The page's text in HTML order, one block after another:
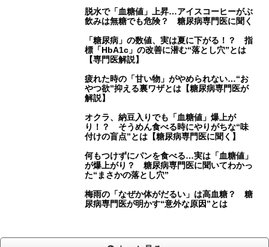
脱水で「血糖値」上昇…アイスコーヒーがぶ
飲みは無糖でも危険？ 糖尿病専門医に聞く
「糖尿病」の数値、実は夏に下がる！？ 指
標「HbA1c」の改善に潜む“落とし穴”とは
【専門医解説】
疲れた時の「甘い物」がやめられない…“お
やつ欲”抑える裏ワザとは【糖尿病専門医が
解説】
オクラ、納豆入りでも「血糖値」爆上が
り！？ そうめん食べる時にやりがちな“味
付けの盲点”とは【糖尿病専門医に聞く】
何もつけずにパンを食べる…実は「血糖値」
が爆上がり？ 糖尿病専門医に聞いてわかっ
た“まさかの落とし穴”
梅雨の「なぜか体がだるい」は高血糖？ 糖
尿病専門医が明かす“意外な原因”とは